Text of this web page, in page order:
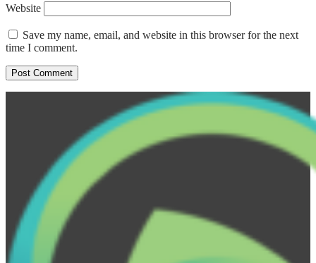
Website
Save my name, email, and website in this browser for the next
time I comment.